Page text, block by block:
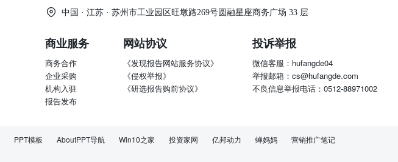
中国 · 江苏 · 苏州市工业园区旺墩路269号圆融星座商务广场 33 层
商业服务
商务合作
企业采购
机构入驻
报告发布
网站协议
《发现报告网站服务协议》
《侵权举报》
《研选报告购前协议》
投诉举报
微信客服：hufangde04
举报邮箱：cs@hufangde.com
不良信息举报电话：0512-88971002
PPT模板 AboutPPT导航 Win10之家 投资家网 亿邦动力 蝉妈妈 营销推广笔记